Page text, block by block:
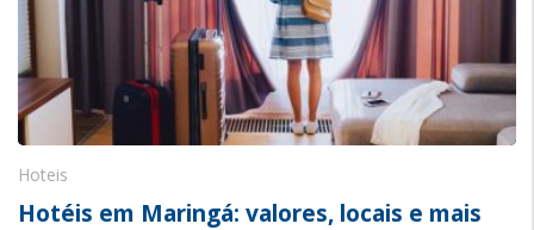
Hoteis
Hotéis em Maringá: valores, locais e mais